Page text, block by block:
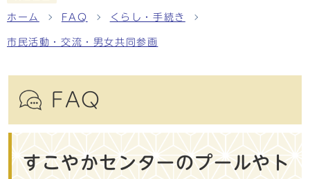
ホーム FAQ くらし・手続き
市民活動・交流・男女共同参画
FAQ
すこやかセンターのプールやト